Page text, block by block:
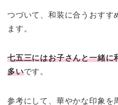
つづいて、和装に合うおすす
ます。
七五三にはお子さんと一緒に
多いです。
参考にして、華やかな印象を